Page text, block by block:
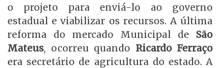
o projeto para enviá-lo ao governo
estadual e viabilizar os recursos. A última
reforma do mercado Municipal de São
Mateus, ocorreu quando Ricardo Ferraço
era secretário de agricultura do estado. A